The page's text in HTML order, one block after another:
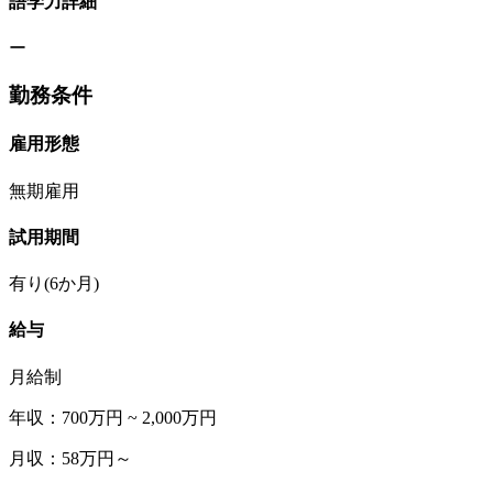
ー
勤務条件
雇用形態
無期雇用
試用期間
有り(6か月)
給与
月給制
年収：700万円 ~ 2,000万円
月収：58万円～